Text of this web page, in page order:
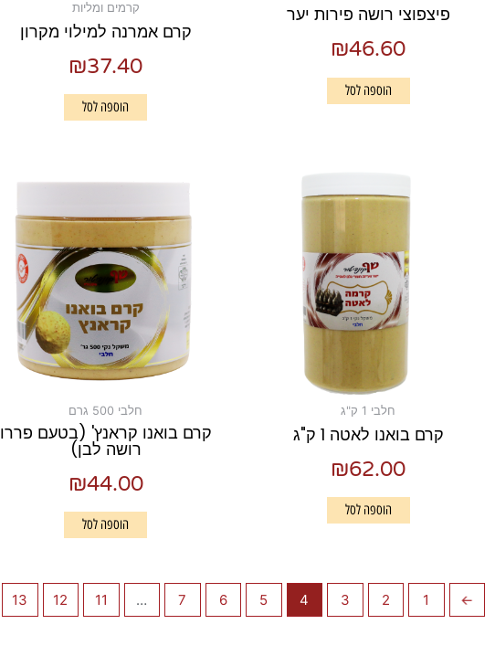
פיצפוצי רושה פירות יער
₪46.60
הוספה לסל
קרמים ומליות
קרם אמרנה למילוי מקרון
₪37.40
הוספה לסל
חלבי 1 ק"ג
קרם בואנו לאטה 1 ק"ג
₪62.00
הוספה לסל
חלבי 500 גרם
קרם בואנו קראנץ' (בטעם פררו
רושה לבן)
₪44.00
הוספה לסל
→
1
2
3
4
5
6
7
…
11
12
13